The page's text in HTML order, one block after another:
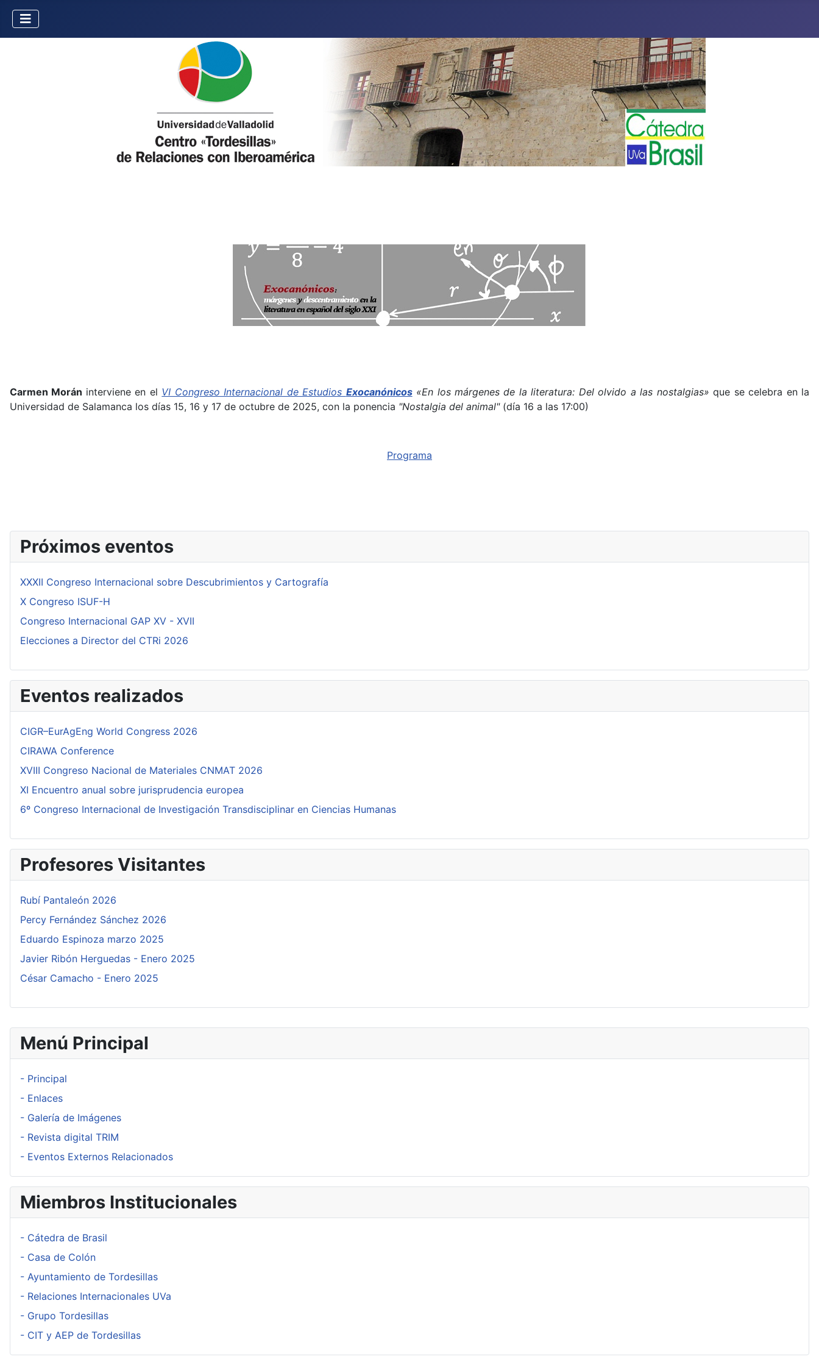
Menú Principal
- Principal
- Enlaces
- Galería de Imágenes
- Revista digital TRIM
- Eventos Externos Relacionados
Miembros Institucionales
- Cátedra de Brasil
- Casa de Colón
- Ayuntamiento de Tordesillas
- Relaciones Internacionales UVa
- Grupo Tordesillas
- CIT y AEP de Tordesillas
Carmen Morán interviene en el VI Congreso Internacional de Estudios Exocanónicos«En los márgenes de la literatura: Del olvido a las nostalgias» que se celebra en la
Universidad de Salamanca los días 15, 16 y 17 de octubre de 2025, con la ponencia "Nostalgia del animal"(día 16 a las 17:00)
Programa
Próximos eventos
XXXII Congreso Internacional sobre Descubrimientos y Cartografía
X Congreso ISUF-H
Congreso Internacional GAP XV - XVII
Elecciones a Director del CTRi 2026
Eventos realizados
CIGR–EurAgEng World Congress 2026
CIRAWA Conference
XVIII Congreso Nacional de Materiales CNMAT 2026
XI Encuentro anual sobre jurisprudencia europea
6º Congreso Internacional de Investigación Transdisciplinar en Ciencias Humanas
Profesores Visitantes
Rubí Pantaleón 2026
Percy Fernández Sánchez 2026
Eduardo Espinoza marzo 2025
Javier Ribón Herguedas - Enero 2025
César Camacho - Enero 2025